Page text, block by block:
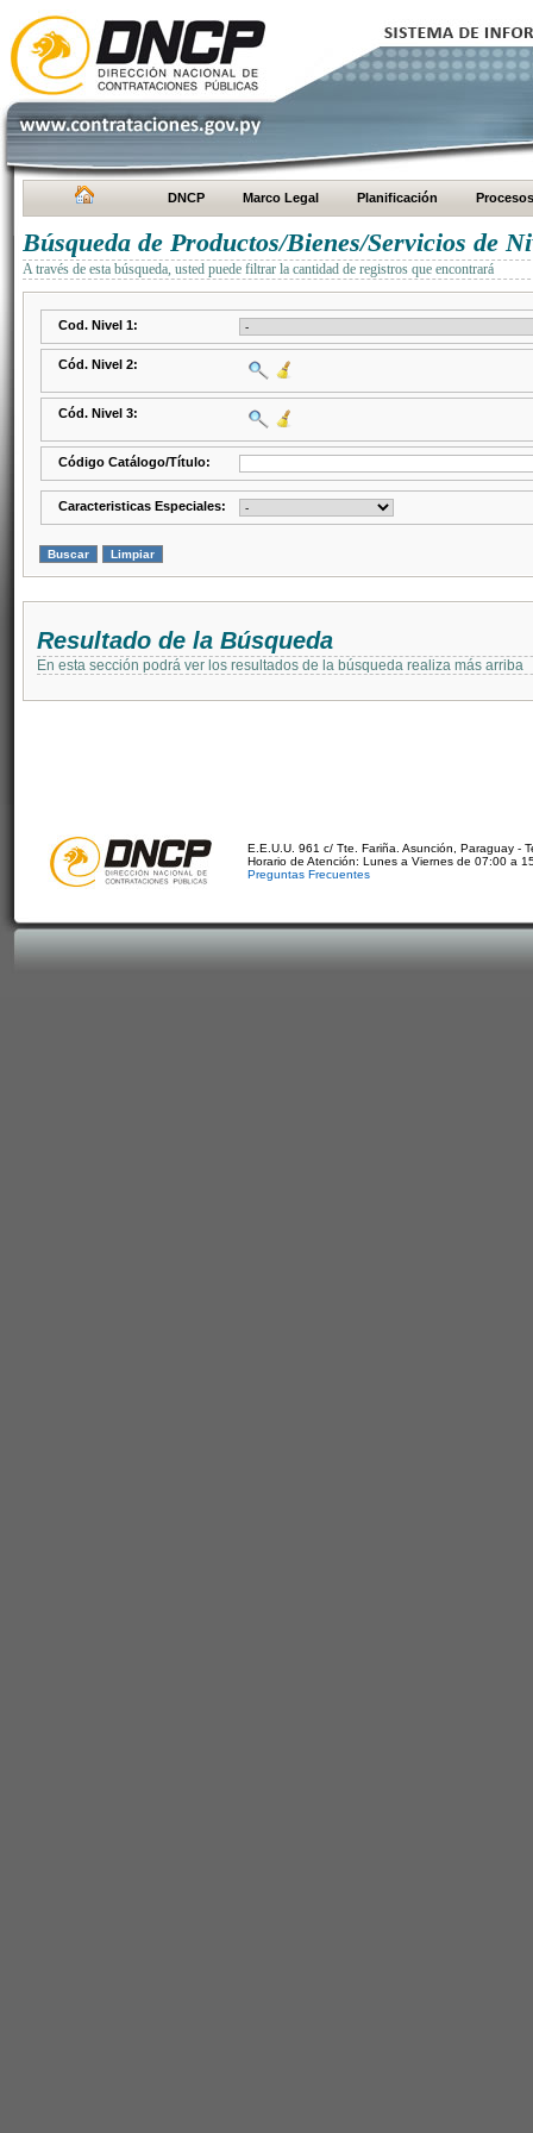
DNCP Marco Legal Planificación Procesos
Búsqueda de Productos/Bienes/Servicios de
A través de esta búsqueda, usted puede filtrar la cantidad de registros que encontrará
Cod. Nivel 1:
Cód. Nivel 2:
Cód. Nivel 3:
Código Catálogo/Título:
Caracteristicas Especiales:
Resultado de la Búsqueda
En esta sección podrá ver los resultados de la búsqueda realiza más arriba
E.E.U.U. 961 c/ Tte. Fariña. Asunción, Paraguay -
Horario de Atención: Lunes a Viernes de 07:00 a
Preguntas Frecuentes